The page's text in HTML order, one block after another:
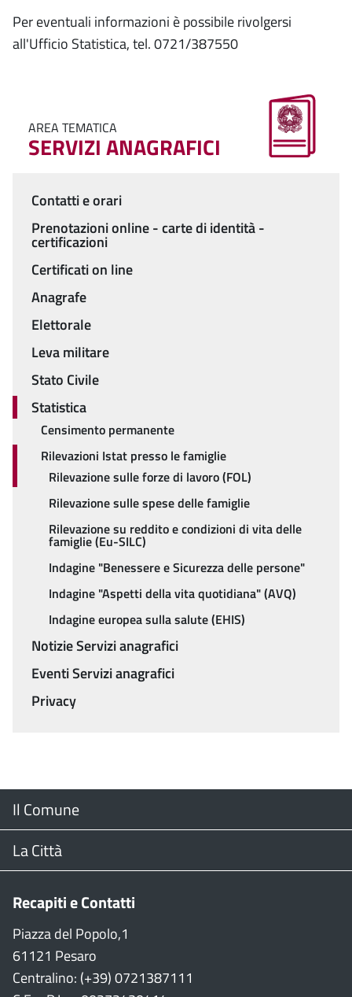
Per eventuali informazioni è possibile rivolgersi
all'Ufficio Statistica, tel. 0721/387550
AREA TEMATICA
SERVIZI ANAGRAFICI
Menu
Contatti e orari
Prenotazioni online - carte di identità -
certificazioni
Certificati on line
Anagrafe
Elettorale
Leva militare
Stato Civile
Statistica
Censimento permanente
Rilevazioni Istat presso le famiglie
Rilevazione sulle forze di lavoro (FOL)
Rilevazione sulle spese delle famiglie
Rilevazione su reddito e condizioni di vita delle
famiglie (Eu-SILC)
Indagine "Benessere e Sicurezza delle persone"
Indagine "Aspetti della vita quotidiana" (AVQ)
Indagine europea sulla salute (EHIS)
Notizie Servizi anagrafici
Eventi Servizi anagrafici
Privacy
Menu
Footer
Il Comune
Il Sindaco
Consiglio Comunale
CON
La Città
Stradario
WiFi
Recapiti e Contatti
Piazza del Popolo,1
61121 Pesaro
Centralino: (+39) 0721387111